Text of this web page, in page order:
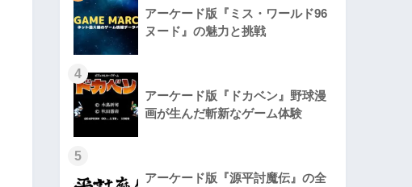
アーケード版『ミス・ワールド96
ヌード』の魅力と挑戦
4
アーケード版『ドカベン』野球漫
画が生んだ斬新なゲーム体験
5
アーケード版『源平討魔伝』の全